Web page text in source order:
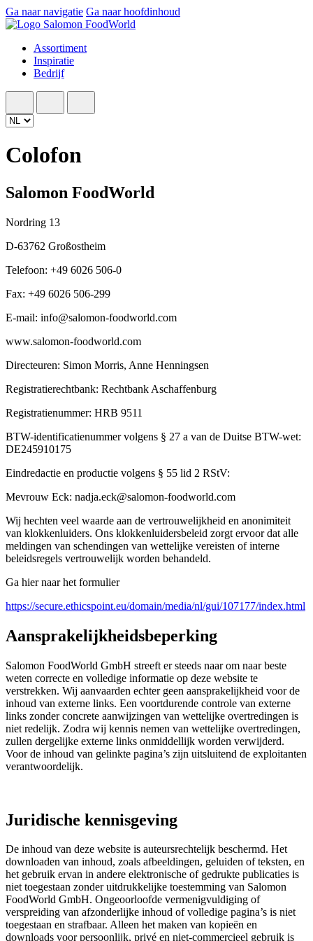
Ga naar navigatie Ga naar hoofdinhoud
Assortiment
Inspiratie
Bedrijf
Colofon
Salomon FoodWorld
Nordring 13
D-63762 Großostheim
Telefoon: +49 6026 506-0
Fax: +49 6026 506-299
E-mail: info@salomon-foodworld.com
www.salomon-foodworld.com
Directeuren: Simon Morris, Anne Henningsen
Registratierechtbank: Rechtbank Aschaffenburg
Registratienummer: HRB 9511
BTW-identificatienummer volgens § 27 a van de Duitse BTW-wet:
DE245910175
Eindredactie en productie volgens § 55 lid 2 RStV:
Mevrouw Eck: nadja.eck@salomon-foodworld.com
Wij hechten veel waarde aan de vertrouwelijkheid en anonimiteit
van klokkenluiders. Ons klokkenluidersbeleid zorgt ervoor dat alle
meldingen van schendingen van wettelijke vereisten of interne
beleidsregels vertrouwelijk worden behandeld.
Ga hier naar het formulier
https://secure.ethicspoint.eu/domain/media/nl/gui/107177/index.html
Aansprakelijkheidsbeperking
Salomon FoodWorld GmbH streeft er steeds naar om naar beste
weten correcte en volledige informatie op deze website te
verstrekken. Wij aanvaarden echter geen aansprakelijkheid voor de
inhoud van externe links. Een voortdurende controle van externe
links zonder concrete aanwijzingen van wettelijke overtredingen is
niet redelijk. Zodra wij kennis nemen van wettelijke overtredingen,
zullen dergelijke externe links onmiddellijk worden verwijderd.
Voor de inhoud van gelinkte pagina’s zijn uitsluitend de exploitanten
verantwoordelijk.
Juridische kennisgeving
De inhoud van deze website is auteursrechtelijk beschermd. Het
downloaden van inhoud, zoals afbeeldingen, geluiden of teksten, en
het gebruik ervan in andere elektronische of gedrukte publicaties is
niet toegestaan zonder uitdrukkelijke toestemming van Salomon
FoodWorld GmbH. Ongeoorloofde vermenigvuldiging of
verspreiding van afzonderlijke inhoud of volledige pagina’s is niet
toegestaan en strafbaar. Alleen het maken van kopieën en
downloads voor persoonlijk, privé en niet-commercieel gebruik is